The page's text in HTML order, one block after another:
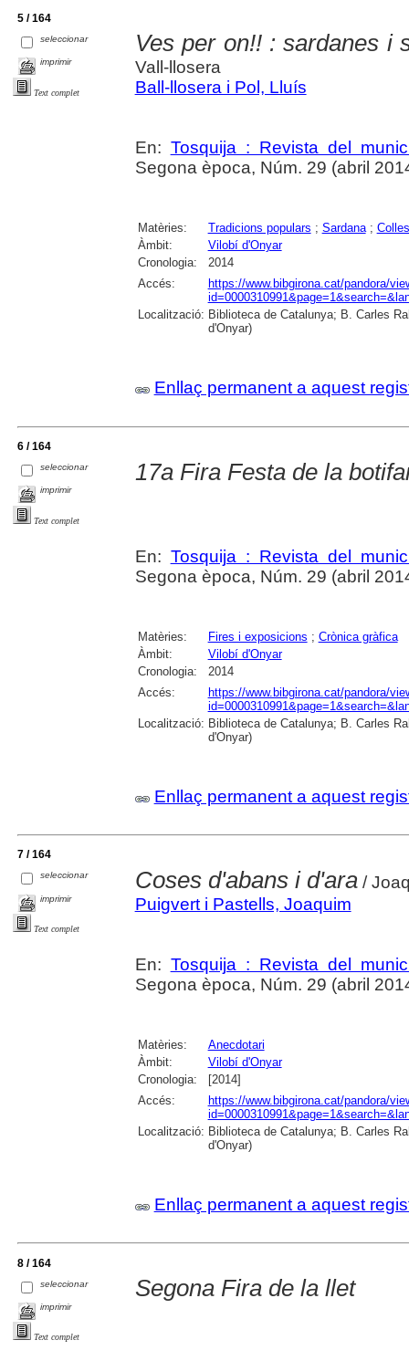
5 / 164
seleccionar
imprimir
Text complet
Ves per on!! : sardanes i
Vall-llosera
Ball-llosera i Pol, Lluís
En: Tosquija : Revista del
Segona època, Núm. 29 (abril
Matèries: Tradicions populars ; Sardana;
Àmbit:
Vilobí d'Onyar
Cronologia:
2014
Accés:
https://www.bibgirona.cat/pandora/
Localització: Biblioteca de Catalunya; B. Carles
d'Onyar)
Enllaç permanent a aquest
6 / 164
seleccionar
imprimir
Text complet
17a Fira Festa de la
En: Tosquija : Revista del
Segona època, Núm. 29 (abril
Matèries: Fires i exposicions ; Crònica gràfica
Àmbit:
Vilobí d'Onyar
Cronologia:
2014
Accés:
https://www.bibgirona.cat/pandora/
Localització: Biblioteca de Catalunya; B. Carles
d'Onyar)
Enllaç permanent a aquest
7 / 164
seleccionar
imprimir
Text complet
Coses d'abans i d'ara/
Puigvert i Pastells, Joaquim
En: Tosquija : Revista del
Segona època, Núm. 29 (abril
Matèries:
Anecdotari
Àmbit:
Vilobí d'Onyar
Cronologia:
[2014]
Accés:
https://www.bibgirona.cat/pandora/
Localització: Biblioteca de Catalunya; B. Carles
d'Onyar)
Enllaç permanent a aquest
8 / 164
seleccionar
imprimir
Text complet
Segona Fira de la llet